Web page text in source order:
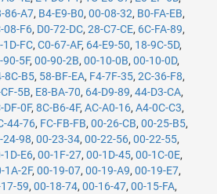
86-A7, B4-E9-B0, 00-08-32, B0-FA-EB,
08-F6, D0-72-DC, 28-C7-CE, 6C-FA-89,
1D-FC, C0-67-AF, 64-E9-50, 18-9C-5D,
90-5F, 00-90-2B, 00-10-0B, 00-10-0D,
8C-B5, 58-BF-EA, F4-7F-35, 2C-36-F8,
5B, E8-BA-70, 64-D9-89, 44-D3-CA,
DF-0F, 8C-B6-4F, AC-A0-16, A4-0C-C3,
44-76, FC-FB-FB, 00-26-CB, 00-25-B5,
24-98, 00-23-34, 00-22-56, 00-22-55,
1D-E6, 00-1F-27, 00-1D-45, 00-1C-0E,
1A-2F, 00-19-07, 00-19-A9, 00-19-E7,
59, 00-18-74, 00-16-47, 00-15-FA,